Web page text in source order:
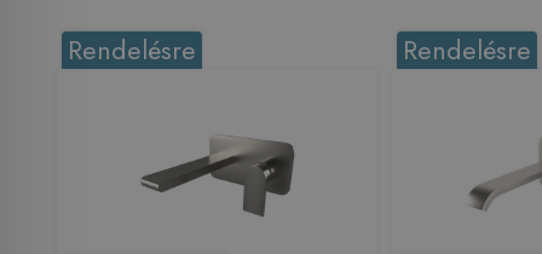
Rendelésre Rendelésre